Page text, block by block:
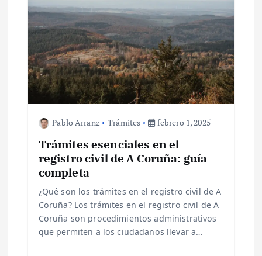
n
d
e
e
Pablo Arranz Trámites febrero 1, 2025
Trámites esenciales en el
registro civil de A Coruña: guía
completa
¿Qué son los trámites en el registro civil de A
Coruña? Los trámites en el registro civil de A
Coruña son procedimientos administrativos
que permiten a los ciudadanos llevar a…